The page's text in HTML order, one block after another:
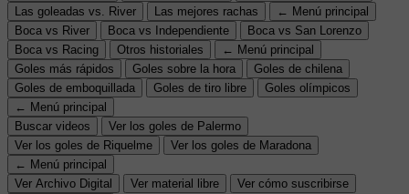
Las goleadas vs. River
Las mejores rachas
← Menú principal
Boca vs River
Boca vs Independiente
Boca vs San Lorenzo
Boca vs Racing
Otros historiales
← Menú principal
Goles más rápidos
Goles sobre la hora
Goles de chilena
Goles de emboquillada
Goles de tiro libre
Goles olímpicos
← Menú principal
Buscar videos
Ver los goles de Palermo
Ver los goles de Riquelme
Ver los goles de Maradona
← Menú principal
Ver Archivo Digital
Ver material libre
Ver cómo suscribirse